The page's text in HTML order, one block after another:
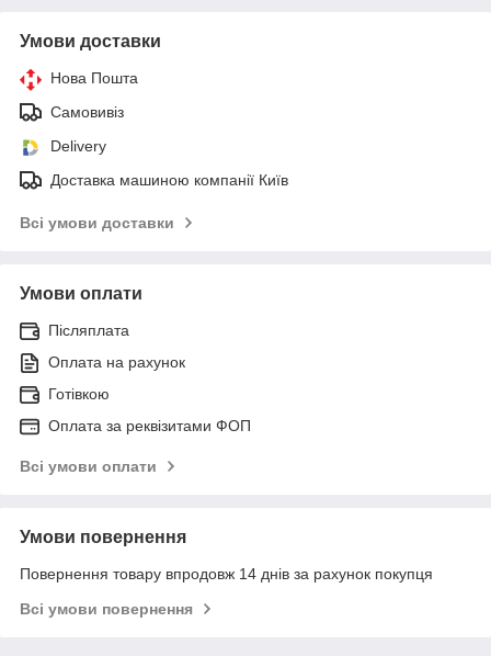
Умови доставки
Нова Пошта
Самовивіз
Delivery
Доставка машиною компанії Київ
Всі умови доставки
Умови оплати
Післяплата
Оплата на рахунок
Готівкою
Оплата за реквізитами ФОП
Всі умови оплати
Умови повернення
Повернення товару впродовж 14 днів за рахунок покупця
Всі умови повернення